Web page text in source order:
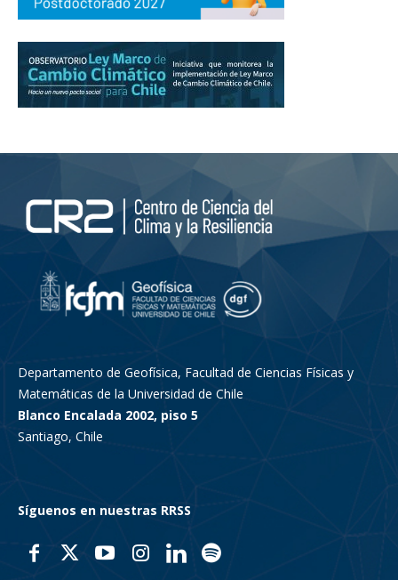
Departamento de Geofísica, Facultad de Ciencias Físicas y
Matemáticas de la Universidad de Chile
Blanco Encalada 2002, piso 5
Santiago, Chile
Síguenos en nuestras RRSS